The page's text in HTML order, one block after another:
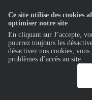
Ce site utilise des cookies
optimiser notre site
En cliquant sur J’accepte,
pourrez toujours les
désactivez nos cookies,
problèmes d’accès au site.